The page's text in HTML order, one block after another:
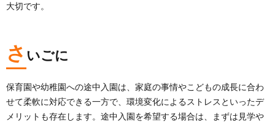
大切です。
さ いごに
保育園や幼稚園への途中入園は、家庭の事情やこどもの成長に合わ
せて柔軟に対応できる一方で、環境変化によるストレスといったデ
メリットも存在します。途中入園を希望する場合は、まずは見学や